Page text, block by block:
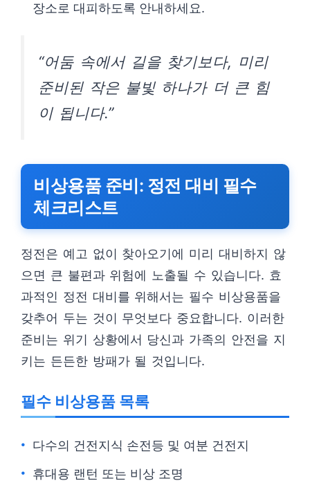
장소로 대피하도록 안내하세요.
“어둠 속에서 길을 찾기보다, 미리
준비된 작은 불빛 하나가 더 큰 힘
이 됩니다.”
비상용품 준비: 정전 대비 필수
체크리스트
정전은 예고 없이 찾아오기에 미리 대비하지 않
으면 큰 불편과 위험에 노출될 수 있습니다. 효
과적인 정전 대비를 위해서는 필수 비상용품을
갖추어 두는 것이 무엇보다 중요합니다. 이러한
준비는 위기 상황에서 당신과 가족의 안전을 지
키는 든든한 방패가 될 것입니다.
필수 비상용품 목록
다수의 건전지식 손전등 및 여분 건전지
휴대용 랜턴 또는 비상 조명